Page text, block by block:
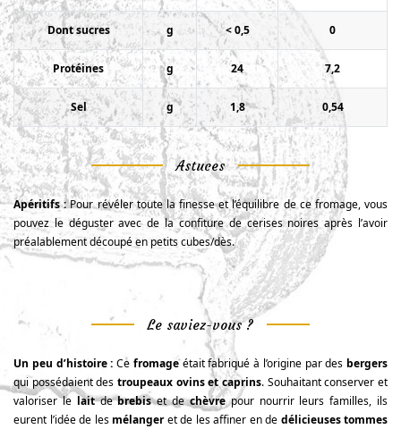
Dont sucres g < 0,5 0
Protéines g 24 7,2
Sel g 1,8 0,54
Astuces
Apéritifs :Pour révéler toute la finesse et l’équilibre de ce fromage, vous
pouvez le déguster avec de la confiture de cerises noires après l’avoir
préalablement découpé en petits cubes/dès.
Le saviez-vous ?
Un peu d’histoire : Ce fromageétait fabriqué à l’origine par des bergers
qui possédaient des troupeaux ovins et caprins. Souhaitant conserver et
valoriser le laitdebrebiset dechèvrepour nourrir leurs familles, ils
eurent l’idée de les mélangeret de les affiner en de délicieuses tommes